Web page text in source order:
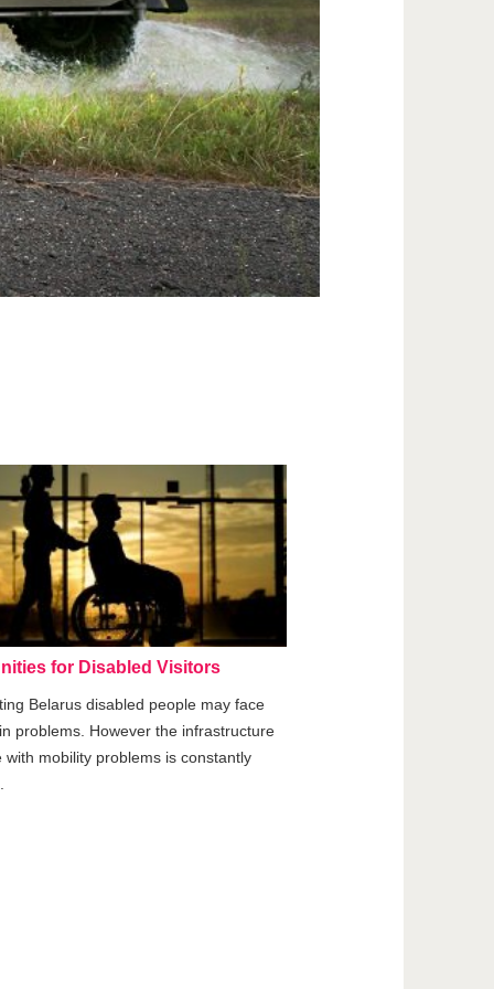
for Disabled Visitors
Belarus disabled people may face
problems. However the infrastructure
with mobility problems is constantly